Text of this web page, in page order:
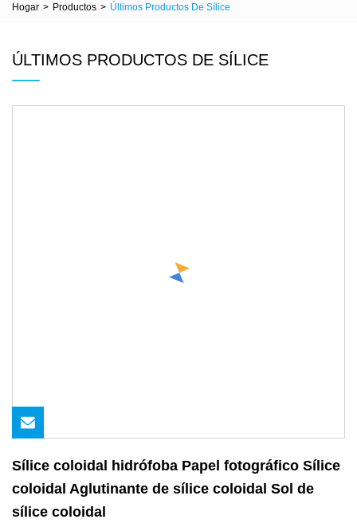
Hogar > Productos > Últimos Productos De Sílice
ÚLTIMOS PRODUCTOS DE SÍLICE
Sílice coloidal hidrófoba Papel fotográfico Sílice
coloidal Aglutinante de sílice coloidal Sol de
sílice coloidal